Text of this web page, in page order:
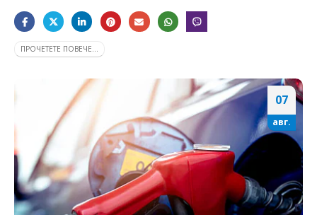
ПРОЧЕТЕТЕ ПОВЕЧЕ...
07
авг.